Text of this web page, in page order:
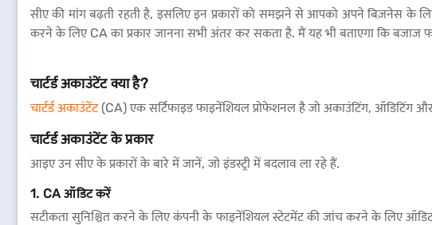
सीए की मांग बढ़ती रहती है, इसलिए इन प्रकारों को समझने से आपको अपने बिज़नेस के लिए
करने के लिए CA का प्रकार जानना सभी अंतर कर सकता है. मैं यह भी बताएगा कि बजाज
चार्टर्ड अकाउंटेंट क्या है?
चार्टर्ड अकाउंटेंट(CA) एक सर्टिफाइड फाइनेंशियल प्रोफेशनल है जो अकाउंटिंग, ऑडिटिंग
चार्टर्ड अकाउंटेंट के प्रकार
आइए उन सीए के प्रकारों के बारे में जानें, जो इंडस्ट्री में बदलाव ला रहे हैं.
1. CA ऑडिट करें
सटीकता सुनिश्चित करने के लिए कंपनी के फाइनेंशियल स्टेटमेंट की जांच करने के लिए